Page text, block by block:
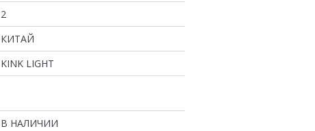
2
КИТАЙ
KINK LIGHT
В НАЛИЧИИ